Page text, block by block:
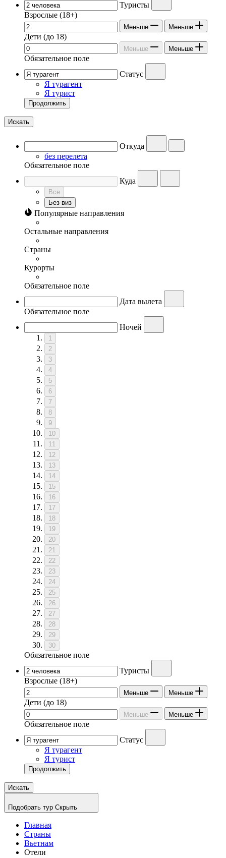
Туристы
Взрослые (18+)
Меньше Меньше
Дети (до 18)
Меньше Меньше
Обязательное поле
Статус
Я турагент
Я турист
Продолжить
Искать
Откуда
без перелета
Обязательное поле
Куда
Все
Без виз
Популярные направления
Остальные направления
Страны
Курорты
Обязательное поле
Дата вылета
Обязательное поле
Ночей
1
2
3
4
5
6
7
8
9
10
11
12
13
14
15
16
17
18
19
20
21
22
23
24
25
26
27
28
29
30
Обязательное поле
Туристы
Взрослые (18+)
Меньше Меньше
Дети (до 18)
Меньше Меньше
Обязательное поле
Статус
Я турагент
Я турист
Продолжить
Искать
Подобрать тур Скрыть
Главная
Страны
Вьетнам
Отели